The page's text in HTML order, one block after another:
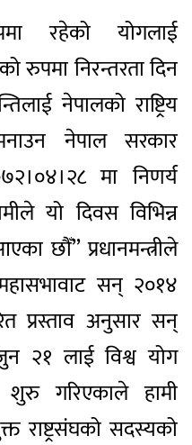
रहेको योगलाई
रुपमा निरन्तरता दिन
नेपालको राष्ट्रिय
नेपाल सरकार
मा निणर्य
यो दिवस विभिन्न
छौँ’’ प्रधानमन्त्रीले
सन् २०१४
प्रस्ताव अनुसार सन्
२१ लाई विश्व योग
गरिएकाले हामी
राष्ट्रसंघको सदस्यको